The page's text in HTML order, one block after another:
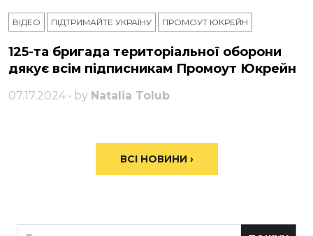
ВІДЕО ПІДТРИМАЙТЕ УКРАЇНУ ПРОМОУТ ЮКРЕЙН
125-та бригада територіальної оборони
дякує всім підписникам Промоут Юкрейн
07.17.2024 • by Natalia Tolub
ВСІ НОВИНИ ›